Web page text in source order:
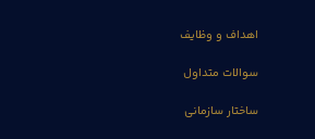
اهداف و وظایف
سوالات متداول
ساختار سازمانی